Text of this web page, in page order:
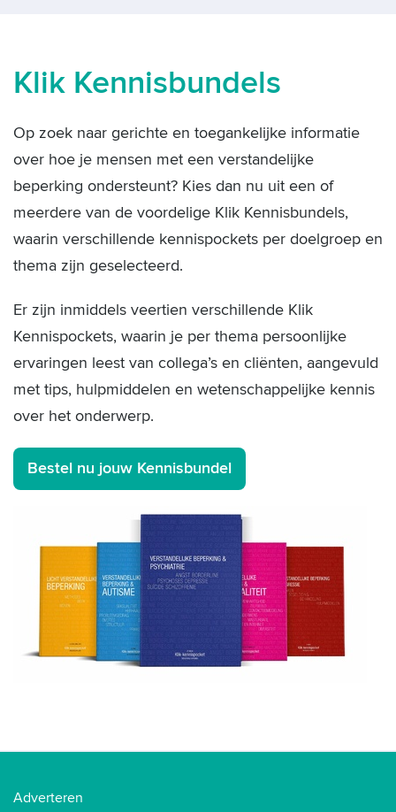
Klik Kennisbundels
Op zoek naar gerichte en toegankelijke informatie
over hoe je mensen met een verstandelijke
beperking ondersteunt? Kies dan nu uit een of
meerdere van de voordelige Klik Kennisbundels,
waarin verschillende kennispockets per doelgroep en
thema zijn geselecteerd.
Er zijn inmiddels veertien verschillende Klik
Kennispockets, waarin je per thema persoonlijke
ervaringen leest van collega’s en cliënten, aangevuld
met tips, hulpmiddelen en wetenschappelijke kennis
over het onderwerp.
Bestel nu jouw Kennisbundel
Adverteren